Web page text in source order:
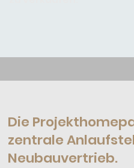
Die
zentrale
Neubauvertrieb.